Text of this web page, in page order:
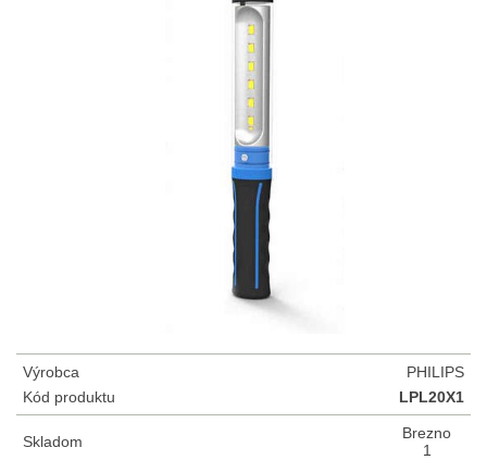
Výrobca
PHILIPS
Kód produktu
LPL20X1
Skladom
Brezno
1